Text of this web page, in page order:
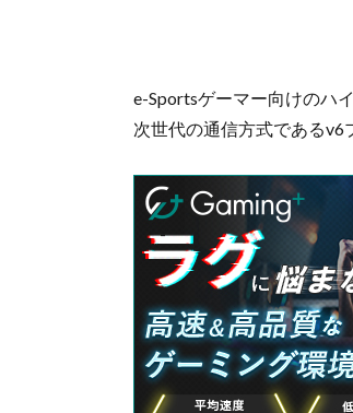
e-Sportsゲーマー向けのハ
次世代の通信方式であるv6